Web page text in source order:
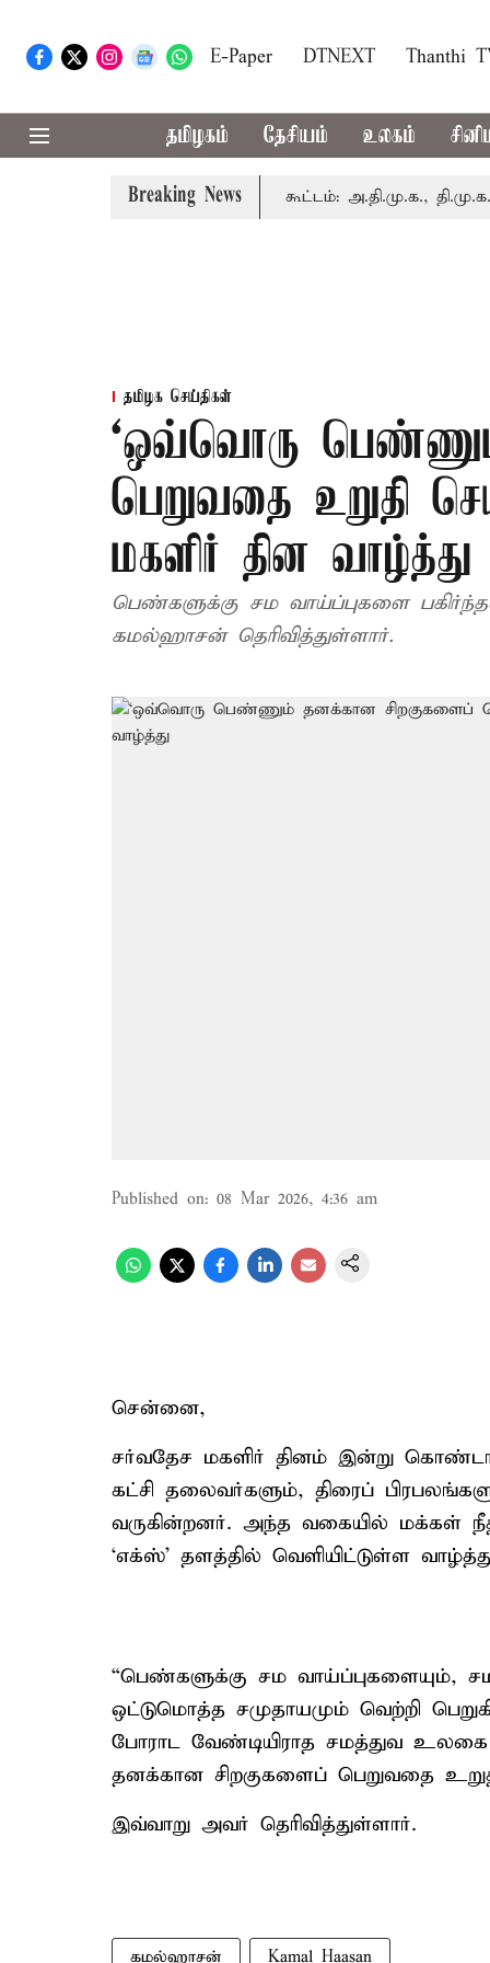
E-Paper DTNEXT Thanthi
தமிழகம் தேசியம் உலகம்
Breaking News
இன்று எம்.பி.க்கள் கூட்டம்: அ.தி.மு.க., தி.மு.க.
தமிழக செய்திகள்
‘ஒவ்வொரு
பெறுவதை உறுதி
மகளிர் தின வாழ்த்து
பெண்களுக்கு சம வாய்ப்புகளை
கமல்ஹாசன் தெரிவித்துள்ளார்.
Published on: 08 Mar 2026, 4:36 am
சென்னை,
சர்வதேச மகளிர் தினம் இன்று
கட்சி தலைவர்களும், திரைப்
வருகின்றனர். அந்த வகையில் மக்கள்
‘எக்ஸ்’ தளத்தில் வெளியிட்டுள்ள வாழ்த்து
“பெண்களுக்கு சம வாய்ப்புகளையும்,
ஒட்டுமொத்த சமுதாயமும் வெற்றி
போராட வேண்டியிராத சமத்துவ
தனக்கான சிறகுகளைப் பெறுவதை
இவ்வாறு அவர் தெரிவித்துள்ளார்.
கமல்ஹாசன் Kamal Haasan